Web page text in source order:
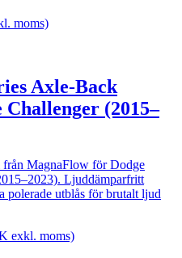
moms)
Axle-Back
Challenger (2015–
från MagnaFlow för Dodge
Ljuddämparfritt
polerade utblås för brutalt ljud
exkl. moms)